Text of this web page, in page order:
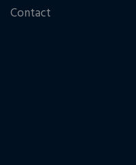
Contact